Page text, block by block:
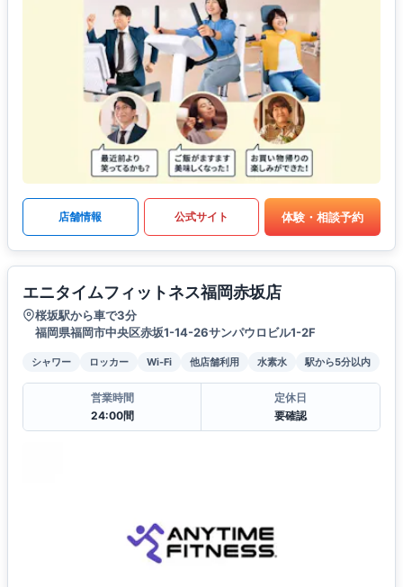
店舗情報 公式サイト 体験・相談予約
エニタイムフィットネス福岡赤坂店
桜坂駅から車で3分
福岡県福岡市中央区赤坂1-14-26サンパウロビル1-2F
シャワー ロッカー Wi-Fi 他店舗利用 水素水 駅から5分以内
営業時間
24:00間
定休日
要確認